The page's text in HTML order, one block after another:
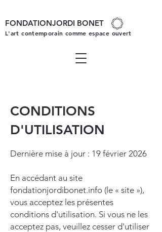
L'art contemporain comme espace ouvert
FONDATIONJORDI BONET
CONDITIONS
D'UTILISATION
Dernière mise à jour : 19 février 2026
En accédant au site
fondationjordibonet.info (le « site »),
vous acceptez les présentes
conditions d'utilisation. Si vous ne les
acceptez pas, veuillez cesser d'utiliser